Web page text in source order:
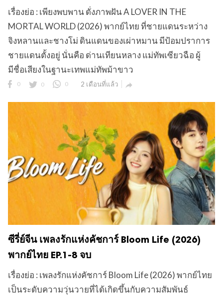
เรื่องย่อ : เพียงพบพาน ดั่งภาพฝัน A LOVER IN THE
MORTAL WORLD (2026) พากย์ไทย ที่ชายแดนระหว่าง
จิงหลานและชางโม่ ดินแดนของเผ่าหมาน มีป้อมปราการ
ชายแดนตั้งอยู่ นั่นคือ ด่านเทียนหลาง แม่ทัพเซียวฉือ ผู้
มีชื่อเสียงในฐานะเทพแม่ทัพม้าขาว
0 0 0 2 เดือนที่แล้ว 
ซีรี่ย์จีน เพลงรักแห่งคัชการ์ Bloom Life (2026)
พากย์ไทย EP.1-8 จบ
เรื่องย่อ : เพลงรักแห่งคัชการ์ Bloom Life (2026) พากย์ไทย
เป็นระดับความวุ่นวายที่ได้เกิดขึ้นกับความสัมพันธ์